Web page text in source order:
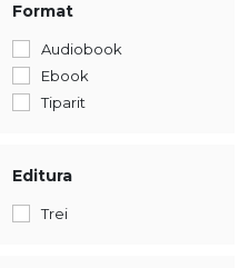
Format
Audiobook
Ebook
Tiparit
Editura
Trei